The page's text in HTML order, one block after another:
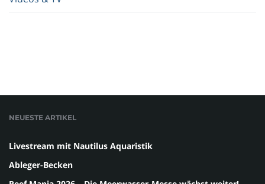
NEUESTE ARTIKEL
Livestream mit Nautilus Aquaristik
Ableger-Becken